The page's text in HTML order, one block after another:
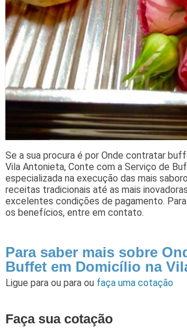
Se a sua procura é por Onde contratar
Vila Antonieta, Conte com a Serviço de
especializada na execução das mais
receitas tradicionais até as mais
excelentes condições de pagamento.
os benefícios, entre em contato.
Para saber mais sobre
Buffet em Domicílio na
Ligue para ou para ou faça uma cotação
Faça sua cotação